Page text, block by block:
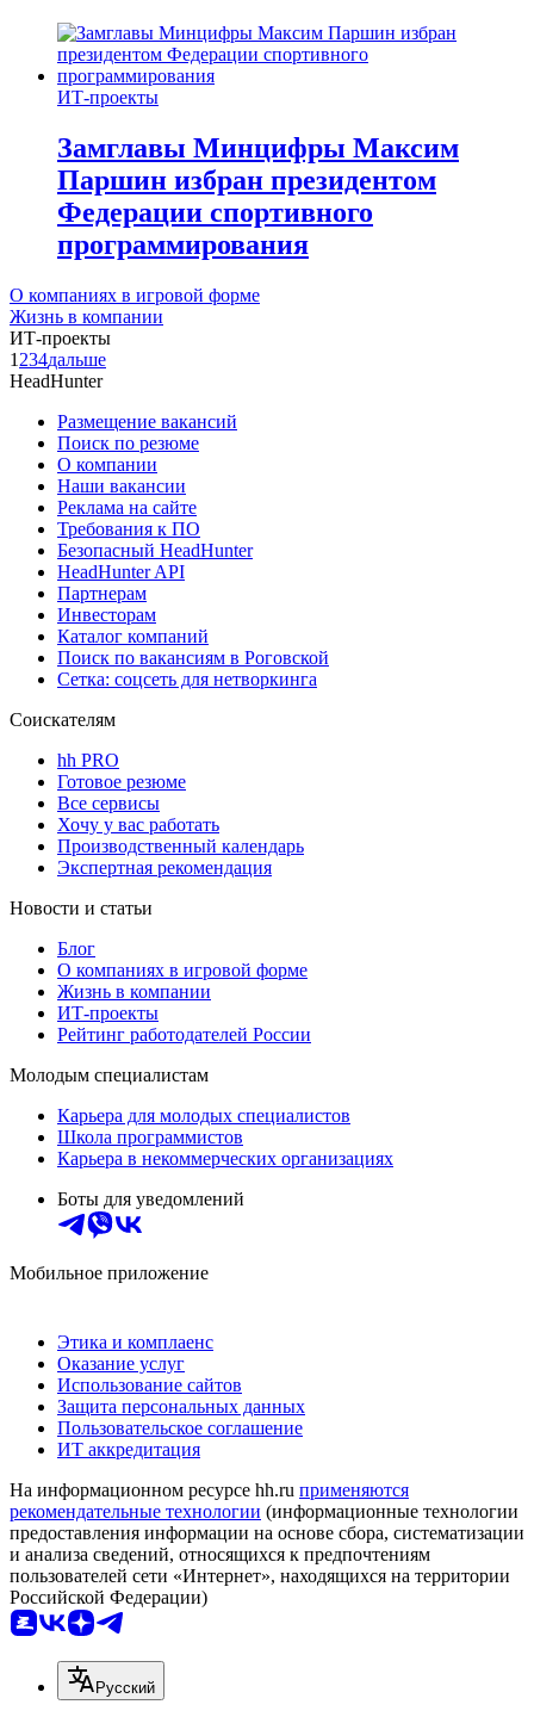
ИТ-проекты
Замглавы Минцифры Максим
Паршин избран президентом
Федерации спортивного
программирования
О компаниях в игровой форме
Жизнь в компании
ИТ-проекты
1 234дальше
HeadHunter
Размещение вакансий
Поиск по резюме
О компании
Наши вакансии
Реклама на сайте
Требования к ПО
Безопасный HeadHunter
HeadHunter API
Партнерам
Инвесторам
Каталог компаний
Поиск по вакансиям в Роговской
Сетка: соцсеть для нетворкинга
Соискателям
hh PRO
Готовое резюме
Все сервисы
Хочу у вас работать
Производственный календарь
Экспертная рекомендация
Новости и статьи
Блог
О компаниях в игровой форме
Жизнь в компании
ИТ-проекты
Рейтинг работодателей России
Молодым специалистам
Карьера для молодых специалистов
Школа программистов
Карьера в некоммерческих организациях
Боты для уведомлений
Мобильное приложение
Этика и комплаенс
Оказание услуг
Использование сайтов
Защита персональных данных
Пользовательское соглашение
ИТ аккредитация
На информационном ресурсе hh.ru применяются
рекомендательные технологии (информационные технологии
предоставления информации на основе сбора, систематизации
и анализа сведений, относящихся к предпочтениям
пользователей сети «Интернет», находящихся на территории
Российской Федерации)
Русский